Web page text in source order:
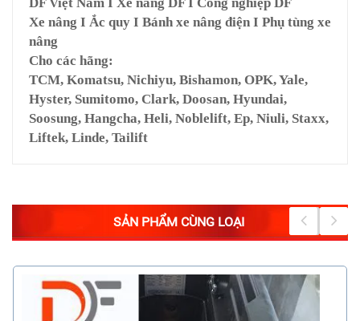
Xe nâng I Ắc quy I Bánh xe nâng điện I Phụ tùng xe
nâng
Cho các hãng:
TCM, Komatsu, Nichiyu, Bishamon, OPK, Yale,
Hyster, Sumitomo, Clark, Doosan, Hyundai,
Soosung, Hangcha, Heli, Noblelift, Ep, Niuli, Staxx,
Liftek, Linde, Tailift
SẢN PHẨM CÙNG LOẠI